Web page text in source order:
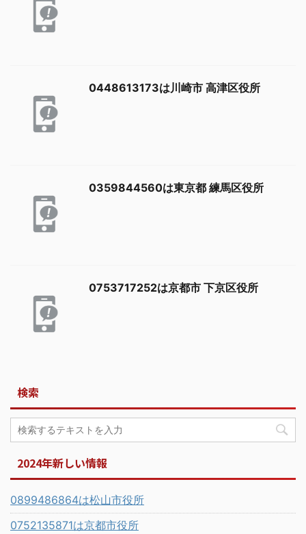
0448613173は川崎市 高津区役所
0359844560は東京都 練馬区役所
0753717252は京都市 下京区役所
検索
2024年新しい情報
0899486864は松山市役所
0752135871は京都市役所